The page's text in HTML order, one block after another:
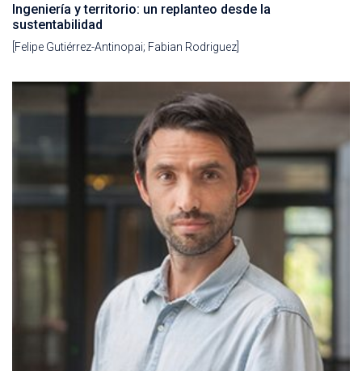
Ingeniería y territorio: un replanteo desde la
sustentabilidad
[Felipe Gutiérrez-Antinopai; Fabian Rodriguez]